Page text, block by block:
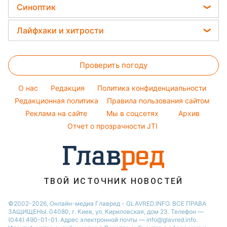
Новости Одессы
Новости Полтавы
Новости Сум
Новости Черкассы
Модные ошибки
Алла Пугачева
Максим Галкин
Настя Каменских
Виталий Козловский
София Ротару
Ольга Сумская
Филипп Киркоров
Простые блюда
Легкие десерты
Праздничное меню
Головоломки
Тесты по картинке
Оптические иллюзии
Народные приметы
Все о шоу-бизнесе
Синоптик
Прогноз погоды
Магнитные бури
Погода на сегодня
Погода на завтра
Пылевая буря
Лайфхаки и хитрости
Стирка
Авто
Комнатные растения
Проверить погоду
O нас Редакция
Политика конфиденциальности
Редакционная политика
Правила пользования сайтом
Реклама на сайте
Мы в соцсетях
Архив
Отчет о прозрачности JTI
ТВОЙ ИСТОЧНИК НОВОСТЕЙ
©2002-2026, Онлайн-медиа Главред - GLAVRED.INFO. ВСЕ ПРАВА
ЗАЩИЩЕНЫ. 04080, г. Киев, ул. Кириловская, дом 23. Телефон —
(044) 490-01-01. Адрес электронной почты — info@glavred.info.